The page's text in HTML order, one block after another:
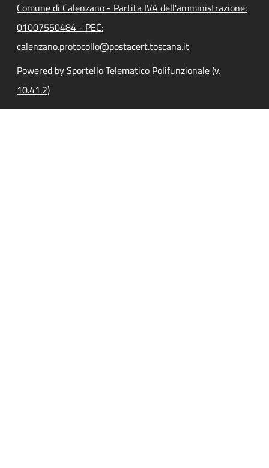
Comune di Calenzano - Partita IVA dell'amministrazione:
01007550484 - PEC:
calenzano.protocollo@postacert.toscana.it
Powered by Sportello Telematico Polifunzionale (v.
10.41.2)